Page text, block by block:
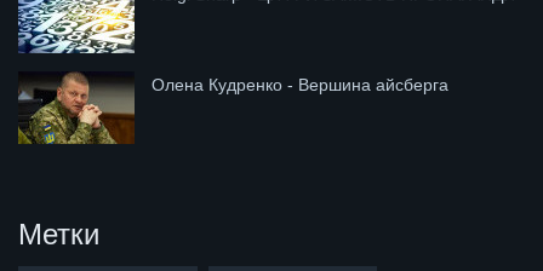
Олена Кудренко - Вершина айсберга
Метки